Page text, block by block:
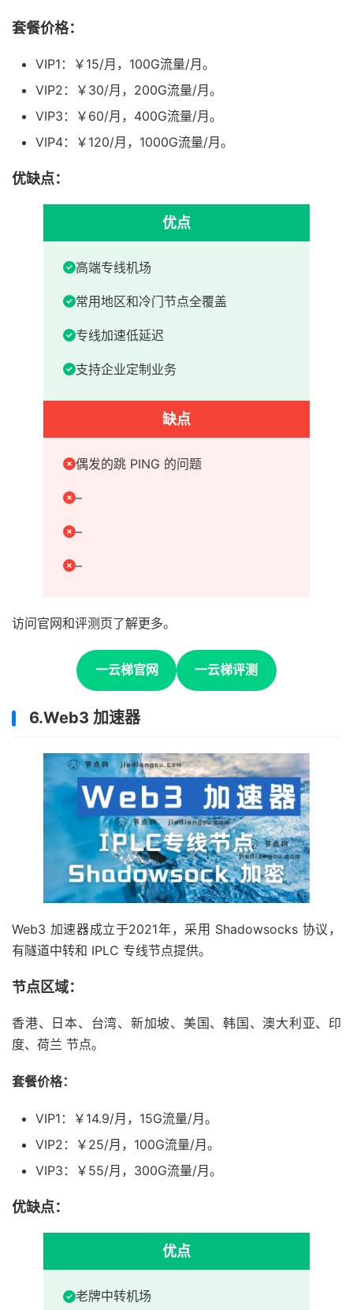
套餐价格：
VIP1：￥15/月，100G流量/月。
VIP2：￥30/月，200G流量/月。
VIP3：￥60/月，400G流量/月。
VIP4：￥120/月，1000G流量/月。
优缺点：
优点
高端专线机场
常用地区和冷门节点全覆盖
专线加速低延迟
支持企业定制业务
缺点
偶发的跳 PING 的问题
–
–
–
访问官网和评测页了解更多。
一云梯官网 一云梯评测
6.Web3 加速器
Web3 加速器成立于2021年，采用 Shadowsocks 协议，
有隧道中转和 IPLC 专线节点提供。
节点区域：
香港、日本、台湾、新加坡、美国、韩国、澳大利亚、印
度、荷兰 节点。
套餐价格：
VIP1：￥14.9/月，15G流量/月。
VIP2：￥25/月，100G流量/月。
VIP3：￥55/月，300G流量/月。
优缺点：
优点
老牌中转机场